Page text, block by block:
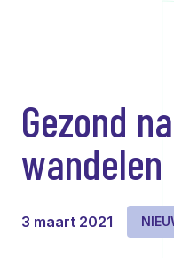
Gezond
wandelen
3 maart 2021